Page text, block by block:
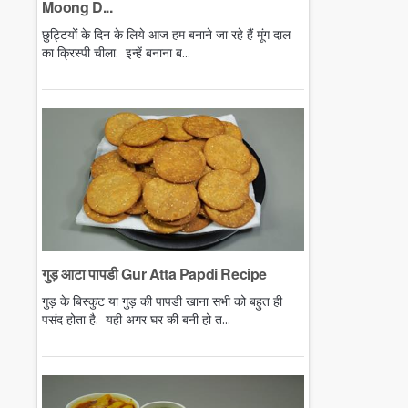
Moong D...
छुट्टियों के दिन के लिये आज हम बनाने जा रहे हैं मूंग दाल
का क्रिस्पी चीला. इन्हें बनाना ब...
गुड़ आटा पापडी Gur Atta Papdi Recipe
गुड़ के बिस्कुट या गुड़ की पापडी खाना सभी को बहुत ही
पसंद होता है. यही अगर घर की बनी हो त...